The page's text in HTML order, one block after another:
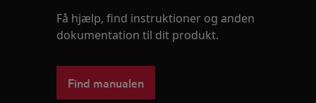
Få hjælp, find instruktioner og anden
dokumentation til dit produkt.
Find manualen